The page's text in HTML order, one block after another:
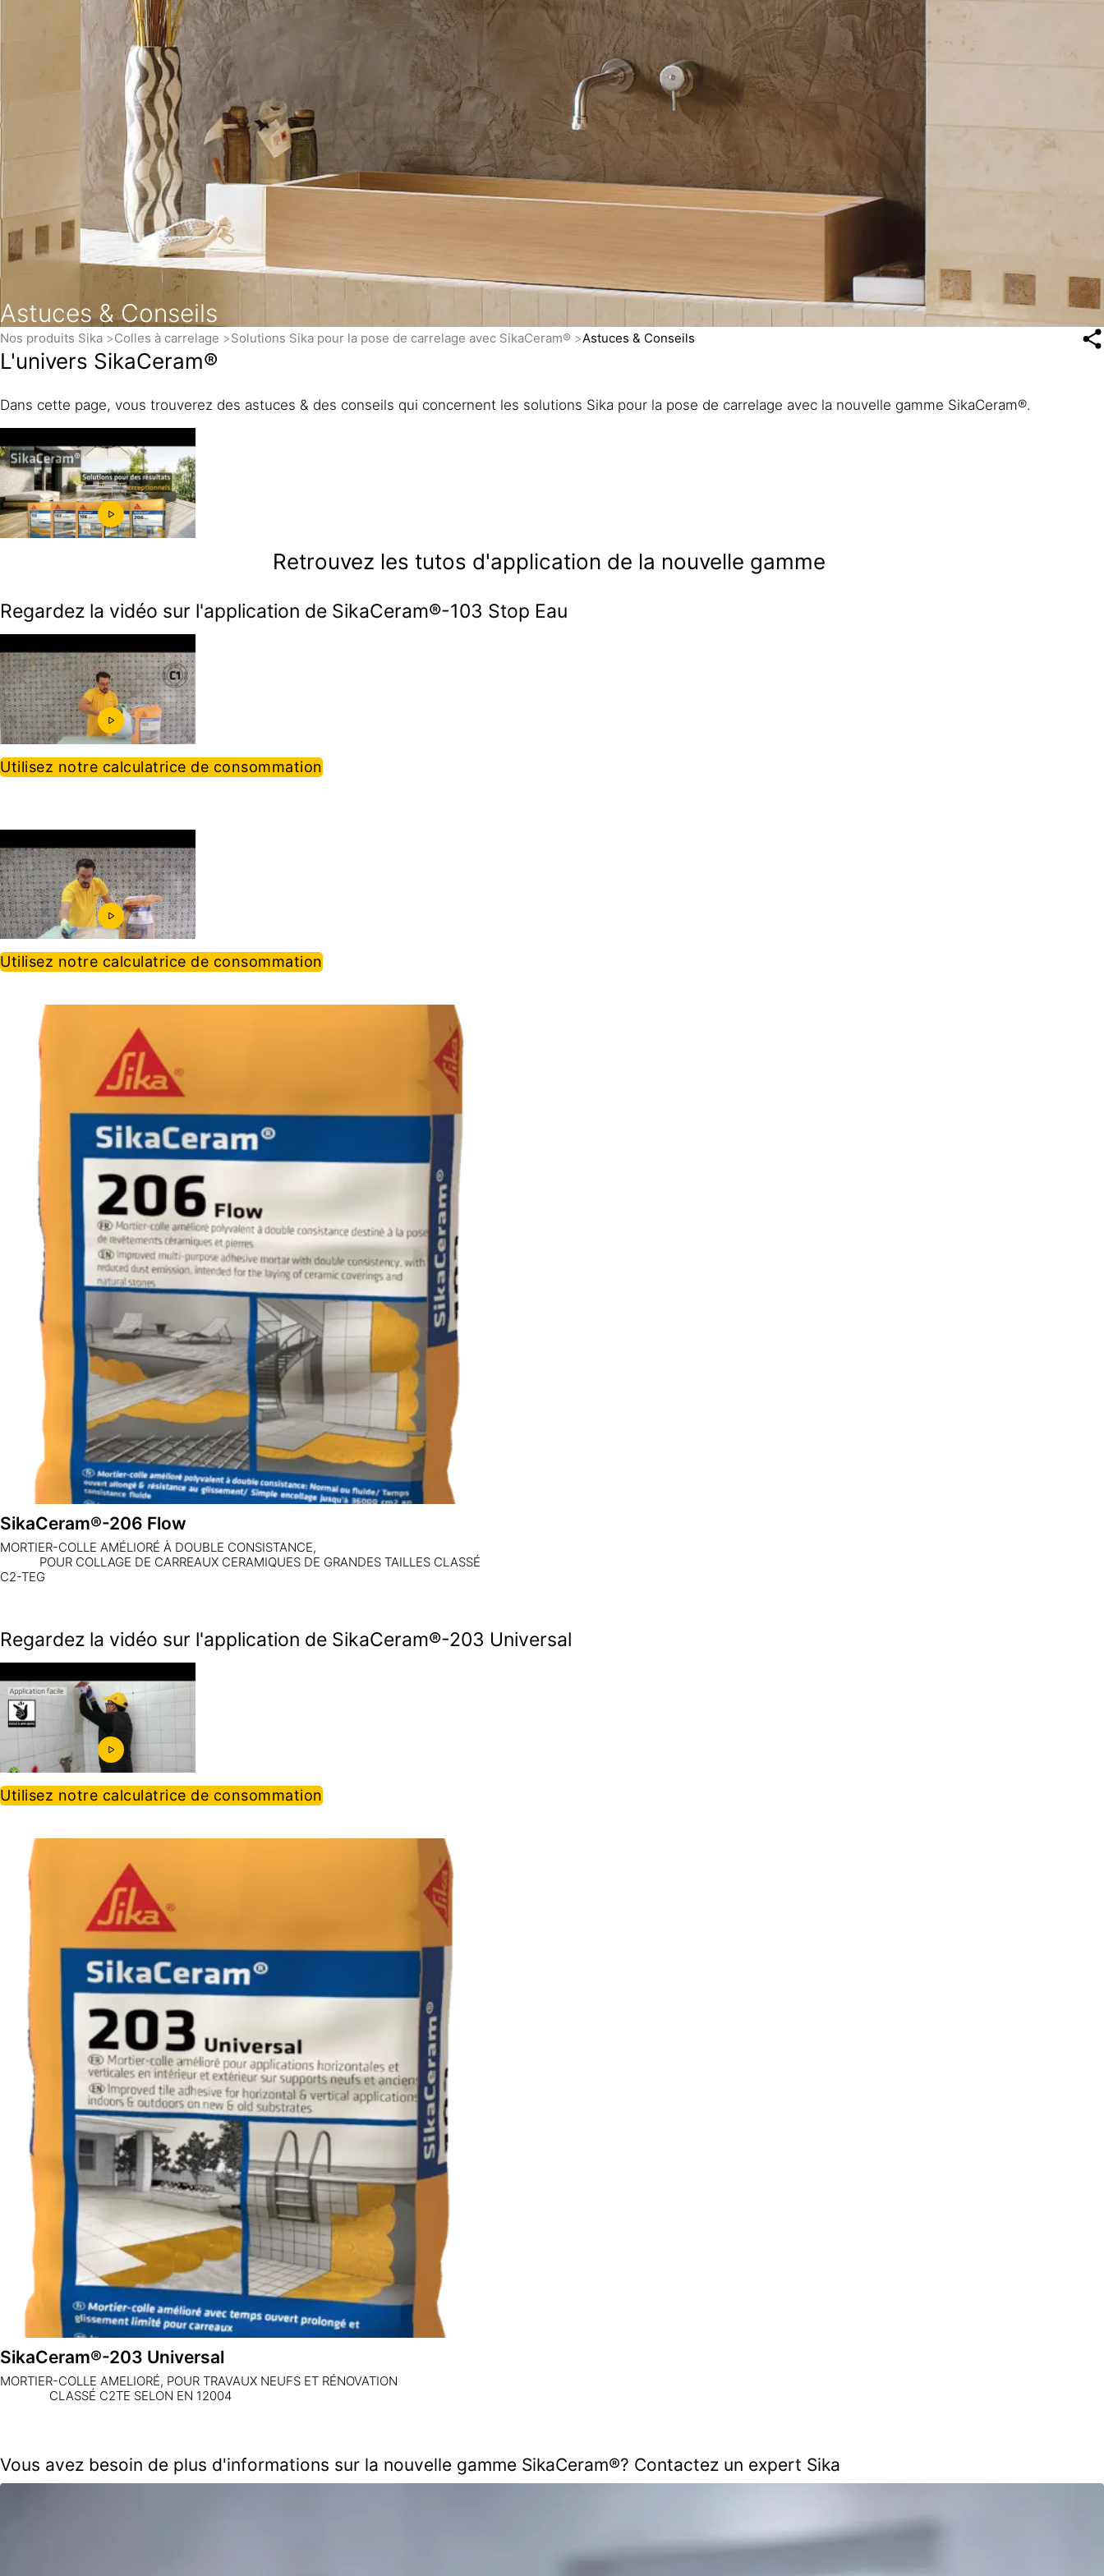
Astuces & Conseils
Nos produits Sika Colles à carrelage Solutions Sika pour la pose de carrelage avec SikaCeram® Astuces & Conseils
L'univers SikaCeram®
Dans cette page, vous trouverez des astuces & des conseils qui concernent les solutions Sika pour la pose de carrelage avec la nouvelle gamme SikaCeram®.
Retrouvez les tutos d'application de la nouvelle gamme
Regardez la vidéo sur l'application de SikaCeram®-103 Stop Eau
Utilisez notre calculatrice de consommation
Utilisez notre calculatrice de consommation
SikaCeram®-206 Flow
MORTIER-COLLE AMÉLIORÉ À DOUBLE CONSISTANCE,
POUR COLLAGE DE CARREAUX CERAMIQUES DE GRANDES TAILLES CLASSÉ
C2-TEG
Regardez la vidéo sur l'application de SikaCeram®-203 Universal
Utilisez notre calculatrice de consommation
SikaCeram®-203 Universal
MORTIER-COLLE AMELIORÉ, POUR TRAVAUX NEUFS ET RÉNOVATION
CLASSÉ C2TE SELON EN 12004
Vous avez besoin de plus d'informations sur la nouvelle gamme SikaCeram®? Contactez un expert Sika